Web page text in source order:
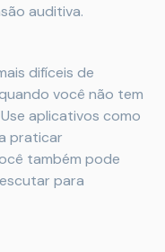
auditiva.
difíceis de
você não tem
aplicativos como
praticar
também pode
para